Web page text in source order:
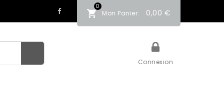
0
Mon Panier: 0,00 €
Connexion